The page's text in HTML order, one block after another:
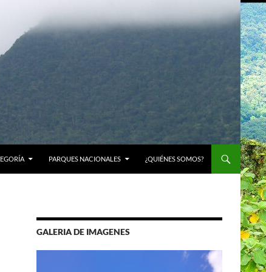
PARQUES NACIONALES ¿QUIÉNES SOMOS?
GALERIA DE IMAGENES